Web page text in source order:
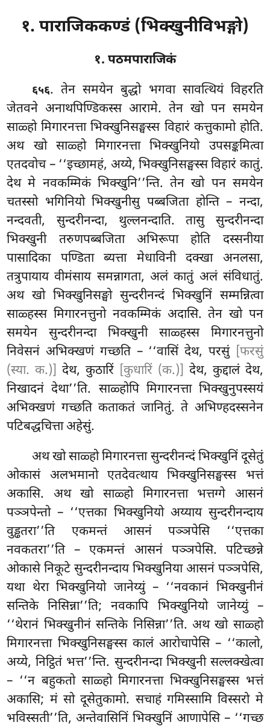
१. पाराजिककण्डं (भिक्खुनीविभङ्गो)
१. पठमपाराजिकं
६५६. तेनसमयेन बुद्धो भगवा सावत्थियं विहरति
जेतवने अनाथपिण्डिकस्स आरामे. तेन खो पन समयेन
साळ्हो मिगारनत्ता भिक्खुनिसङ्घस्स विहारं कत्तुकामो होति.
अथ खो साळ्हो मिगारनत्ता भिक्खुनियो उपसङ्कमित्वा
एतदवोच – ‘‘इच्छामहं, अय्ये, भिक्खुनिसङ्घस्स विहारं कातुं.
देथ मे नवकम्मिकं भिक्खुनि’’न्ति. तेन खो पन समयेन
चतस्सो भगिनियो भिक्खुनीसु पब्बजिता होन्ति – नन्दा,
नन्दवती, सुन्दरीनन्दा, थुल्लनन्दाति. तासु सुन्दरीनन्दा
भिक्खुनी तरुणपब्बजिता अभिरूपा होति दस्सनीया
पासादिका पण्डिता ब्यत्ता मेधाविनी दक्खा अनलसा,
तत्रुपायाय वीमंसाय समन्नागता, अलं कातुं अलं संविधातुं.
अथ खो भिक्खुनिसङ्घो सुन्दरीनन्दं भिक्खुनिं सम्मन्नित्वा
साळ्हस्स मिगारनत्तुनो नवकम्मिकं अदासि. तेन खो पन
समयेन सुन्दरीनन्दा भिक्खुनी साळ्हस्स मिगारनत्तुनो
निवेसनं अभिक्खणं गच्छति – ‘‘वासिं देथ, परसुं [फरसुं
(स्या. क.)] देथ, कुठारिं [कुधारिं (क.)] देथ, कुद्दालं देथ,
निखादनं देथा’’ति. साळ्होपि मिगारनत्ता भिक्खुनुपस्सयं
अभिक्खणं गच्छति कताकतं जानितुं. ते अभिण्हदस्सनेन
पटिबद्धचित्ता अहेसुं.
अथ खो साळ्हो मिगारनत्ता सुन्दरीनन्दं भिक्खुनिं दूसेतुं
ओकासं अलभमानो एतदेवत्थाय भिक्खुनिसङ्घस्स भत्तं
अकासि. अथ खो साळ्हो मिगारनत्ता भत्तग्गे आसनं
पञ्ञपेन्तो – ‘‘एत्तका भिक्खुनियो अय्याय सुन्दरीनन्दाय
वुड्ढतरा’’ति एकमन्तं आसनं पञ्ञपेसि ‘‘एत्तका
नवकतरा’’ति – एकमन्तं आसनं पञ्ञपेसि. पटिच्छन्ने
ओकासेनिकूटे सुन्दरीनन्दाय भिक्खुनियाआसनं पञ्ञपेसि,
यथा थेरा भिक्खुनियो जानेय्युं – ‘‘नवकानं भिक्खुनीनं
सन्तिके निसिन्ना’’ति; नवकापि भिक्खुनियो जानेय्युं –
‘‘थेरानं भिक्खुनीनं सन्तिके निसिन्ना’’ति. अथ खो साळ्हो
मिगारनत्ता भिक्खुनिसङ्घस्स कालं आरोचापेसि – ‘‘कालो,
अय्ये, निट्ठितं भत्त’’न्ति. सुन्दरीनन्दा भिक्खुनी सल्लक्खेत्वा
– ‘‘न बहुकतो साळ्हो मिगारनत्ता भिक्खुनिसङ्घस्स भत्तं
अकासि; मं सो दूसेतुकामो. सचाहं गमिस्सामि विस्सरो मे
भविस्सती’’ति, अन्तेवासिनिं भिक्खुनिं आणापेसि – ‘‘गच्छ